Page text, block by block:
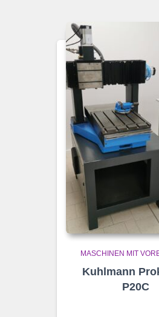
MASCHINEN MIT
Kuhlmann
P20C